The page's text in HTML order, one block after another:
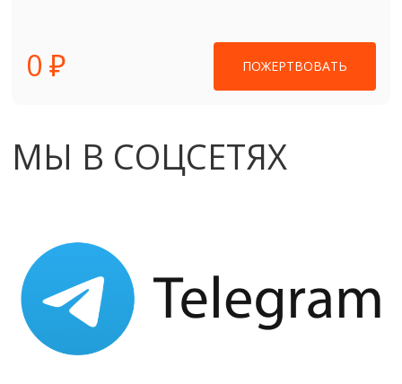
0 ₽ ПОЖЕРТВОВАТЬ
МЫ В СОЦСЕТЯХ